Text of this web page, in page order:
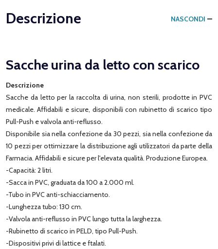
Descrizione NASCONDI
Sacche urina da letto con scarico
Descrizione
Sacche da letto per la raccolta di urina, non sterili, prodotte in PVC
medicale. Affidabili e sicure, disponibili con rubinetto di scarico tipo
Pull-Push e valvola anti-reflusso.
Disponibile sia nella confezione da 30 pezzi, sia nella confezione da
10 pezzi per ottimizzare la distribuzione agli utilizzatori da parte della
Farmacia. Affidabili e sicure per l'elevata qualità. Produzione Europea.
-Capacità: 2 litri.
-Sacca in PVC, graduata da 100 a 2.000 ml.
-Tubo in PVC anti-schiacciamento.
-Lunghezza tubo: 130 cm.
-Valvola anti-reflusso in PVC lungo tutta la larghezza.
-Rubinetto di scarico in PELD, tipo Pull-Push.
-Dispositivi privi di lattice e ftalati.